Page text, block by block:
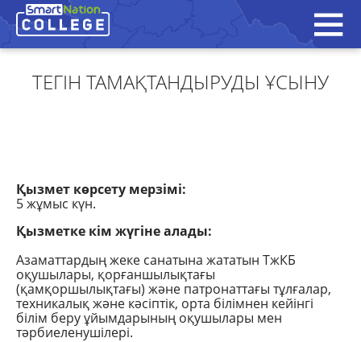
ТЕГІН ТАМАҚТАНДЫРУДЫ ҰСЫНУ
Қызмет көрсету мерзімі:
5 жұмыс күн.
Қызметке кім жүгіне алады:
Азаматтардың жеке санатына жататын ТжКБ
оқушылары, қорғаншылықтағы
(қамқоршылықтағы) және патронаттағы тұлғалар,
техникалық және кәсіптік, орта білімнен кейінгі
білім беру ұйымдарының оқушылары мен
тәрбиеленушілері.